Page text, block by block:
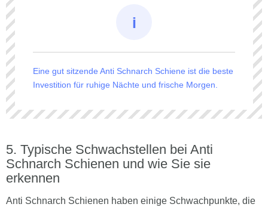
Eine gut sitzende Anti Schnarch Schiene ist die beste
Investition für ruhige Nächte und frische Morgen.
Typische Schwachstellen bei Anti
Schnarch Schienen und wie Sie sie
erkennen
Anti Schnarch Schienen haben einige Schwachpunkte, die